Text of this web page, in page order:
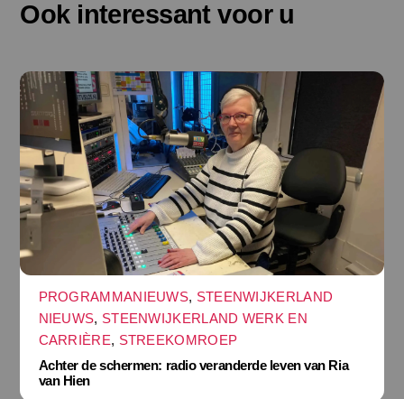
Ook interessant voor u
PROGRAMMANIEUWS, STEENWIJKERLAND
NIEUWS, STEENWIJKERLAND WERK EN
CARRIÈRE, STREEKOMROEP
Achter de schermen: radio veranderde leven van Ria
van Hien